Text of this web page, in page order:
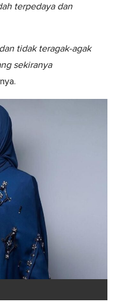
terpedaya dan
tidak teragak-agak
sekiranya